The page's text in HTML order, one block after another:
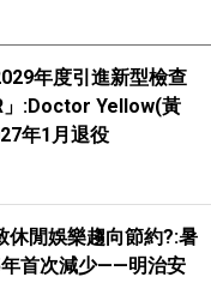
年度引進新型檢查
」:Doctor Yellow(黃
年1月退役
休閒娛樂趨向節約?:暑
首次減少——明治安